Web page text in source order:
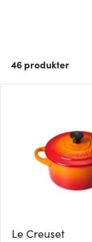
46 produkter
Le Creuset